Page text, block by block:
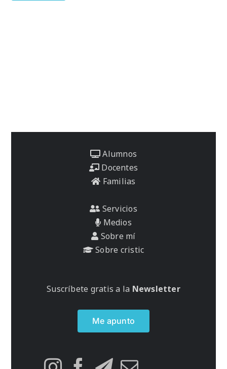
Alumnos
Docentes
Familias
Servicios
Medios
Sobre mí
Sobre cristic
Suscríbete gratis a la Newsletter
Me apunto